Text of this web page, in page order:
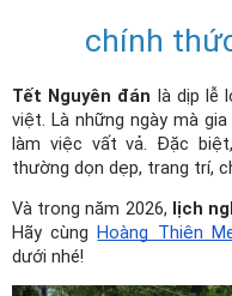
chính
Tết Nguyên đán là dịp lễ
việt. Là những ngày mà
làm việc vất vả. Đặc
thường dọn dẹp, trang trí,
Và trong năm 2026, lịch
Hãy cùng Hoàng Thiện
dưới nhé!